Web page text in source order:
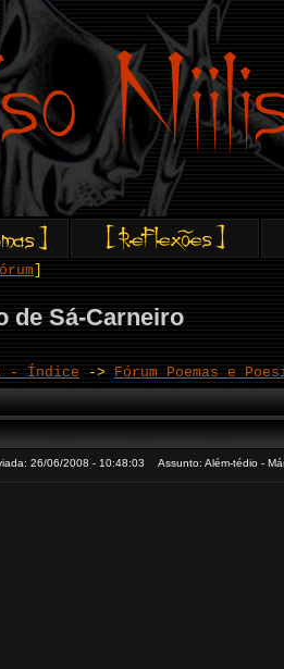
de Sá-Carneiro
- Índice -> Fórum Poemas e
26/06/2008 - 10:48:03 Assunto: Além-tédio -